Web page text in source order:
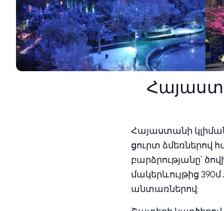
Հայաստանի
ցուրտ ձմեռներով
բարձրությանը՝
մակերևույթից
անտառներով: